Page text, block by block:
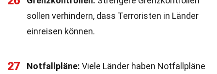
sollen verhindern, dass Terroristen in Länder
einreisen können.
27 Notfallpläne: Viele Länder haben Notfallpläne